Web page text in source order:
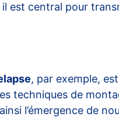
est central pour
, par exemple,
techniques de
l’émergence de